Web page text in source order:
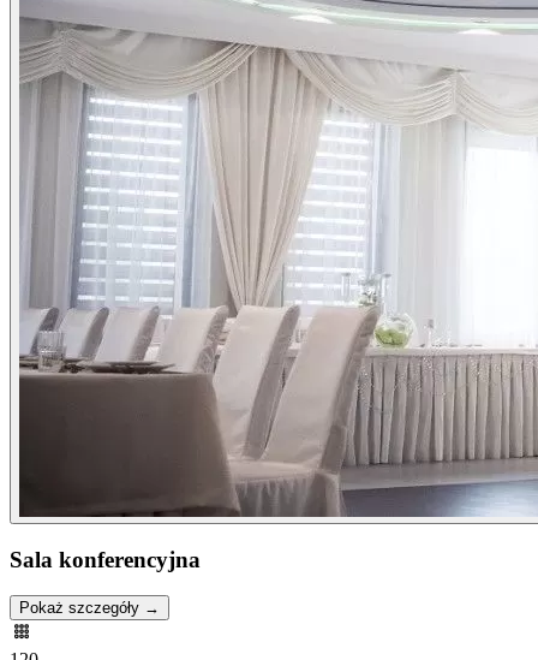
Sala konferencyjna
Pokaż szczegóły →